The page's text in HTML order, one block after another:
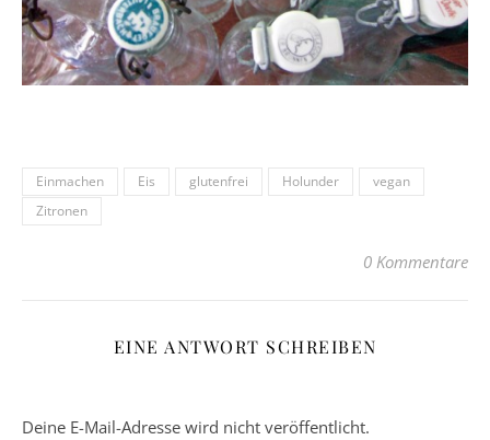
Einmachen Eis glutenfrei Holunder
vegan
Zitronen
0 Kommentare
EINE ANTWORT SCHREIBEN
Deine E-Mail-Adresse wird nicht veröffentlicht.